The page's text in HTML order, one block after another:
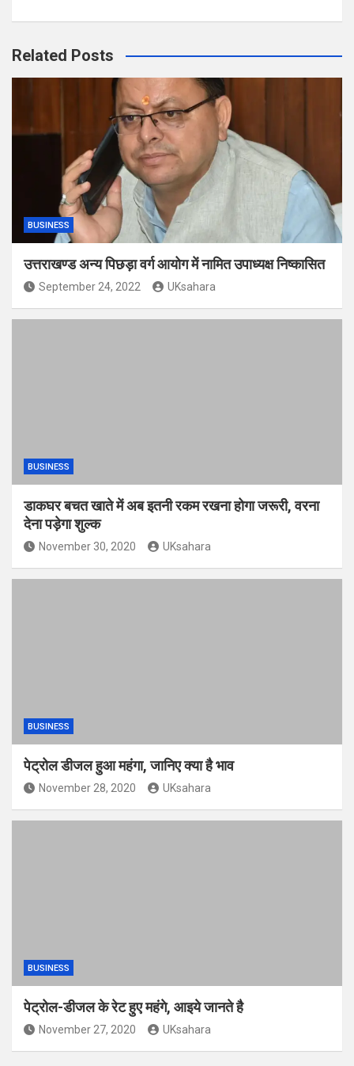
Related Posts
BUSINESS
उत्तराखण्ड अन्य पिछड़ा वर्ग आयोग में नामित उपाध्यक्ष निष्कासित
September 24, 2022 UKsahara
BUSINESS
डाकघर बचत खाते में अब इतनी रकम रखना होगा जरूरी, वरना
देना पड़ेगा शुल्क
November 30, 2020 UKsahara
BUSINESS
पेट्रोल डीजल हुआ महंगा, जानिए क्या है भाव
November 28, 2020 UKsahara
BUSINESS
पेट्रोल-डीजल के रेट हुए महंगे, आइये जानते है
November 27, 2020 UKsahara